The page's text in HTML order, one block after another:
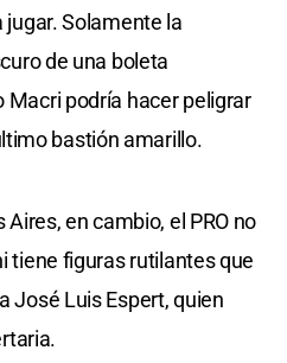
Solamente la
de una boleta
podría hacer peligrar
bastión amarillo.
en cambio, el PRO no
tiene figuras rutilantes que
José Luis Espert, quien